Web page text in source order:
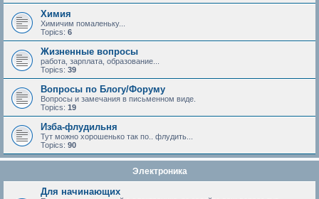
Химия
Химичим помаленьку...
Topics: 6
Жизненные вопросы
работа, зарплата, образование...
Topics: 39
Вопросы по Блогу/Форуму
Вопросы и замечания в письменном виде.
Topics: 19
Изба-флудильня
Тут можно хорошенько так по.. флудить...
Topics: 90
Электроника
Для начинающих